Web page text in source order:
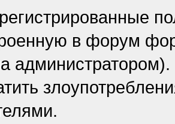
в форум